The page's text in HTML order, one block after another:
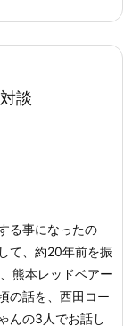
談
る事になったの
て、約20年前を振
熊本レッドベアー
の話を、西田コー
んの3人でお話し